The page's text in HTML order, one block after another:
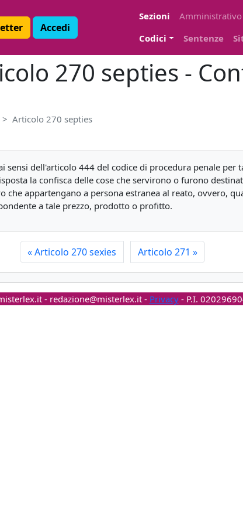
Accedi
Sezioni
Amministrativo
Codici
Sentenze
270 septies -
Articolo 270 septies
sensi dell'articolo 444 del codice di procedura penale
la confisca delle cose che servirono o furono
appartengano a persona estranea al reato, ovvero,
a tale prezzo, prodotto o profitto.
«Articolo 270 sexies Articolo 271 »
- redazione@misterlex.it- Privacy- P.I.